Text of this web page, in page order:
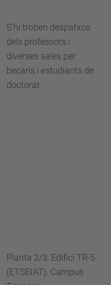
S'hi troben despatxos
dels professors i
diverses sales per
becaris i estudiants de
doctorat.
Planta 2/3. Edifici TR-5
(ETSEIAT). Campus